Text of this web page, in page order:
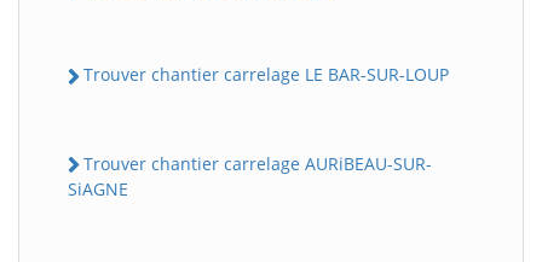
Trouver chantier carrelage LE BAR-SUR-LOUP
Trouver chantier carrelage AURiBEAU-SUR-
SiAGNE